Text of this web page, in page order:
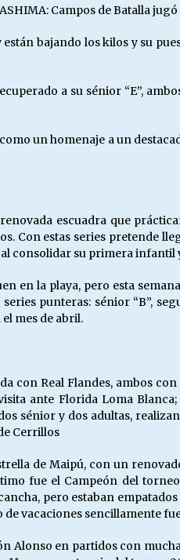
Campos de Batalla
bajando los kilos y su
a su sénior “E”,
un homenaje a un
escuadra que
Con estas series pretende
consolidar su primera infantil
en la playa, pero esta
punteras: sénior “B”,
mes de abril.
con Real Flandes, ambos
ante Florida Loma
sénior y dos adultas,
Cerrillos
de Maipú, con un
fue el Campeón del
pero estaban
vacaciones sencillamente
Alonso en partidos con